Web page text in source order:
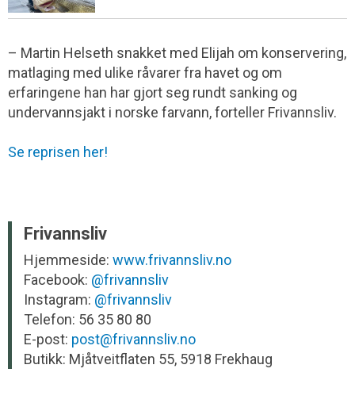
– Martin Helseth snakket med Elijah om konservering,
matlaging med ulike råvarer fra havet og om
erfaringene han har gjort seg rundt sanking og
undervannsjakt i norske farvann, forteller Frivannsliv.
Se reprisen her!
Frivannsliv
Hjemmeside: www.frivannsliv.no
Facebook: @frivannsliv
Instagram: @frivannsliv
Telefon: 56 35 80 80
E-post: post@frivannsliv.no
Butikk: Mjåtveitflaten 55, 5918 Frekhaug